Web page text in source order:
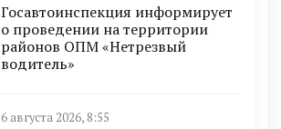
Госавтоинспекция информирует
о проведении на территории
районов ОПМ «Нетрезвый
водитель»
6 августа 2026, 8:55